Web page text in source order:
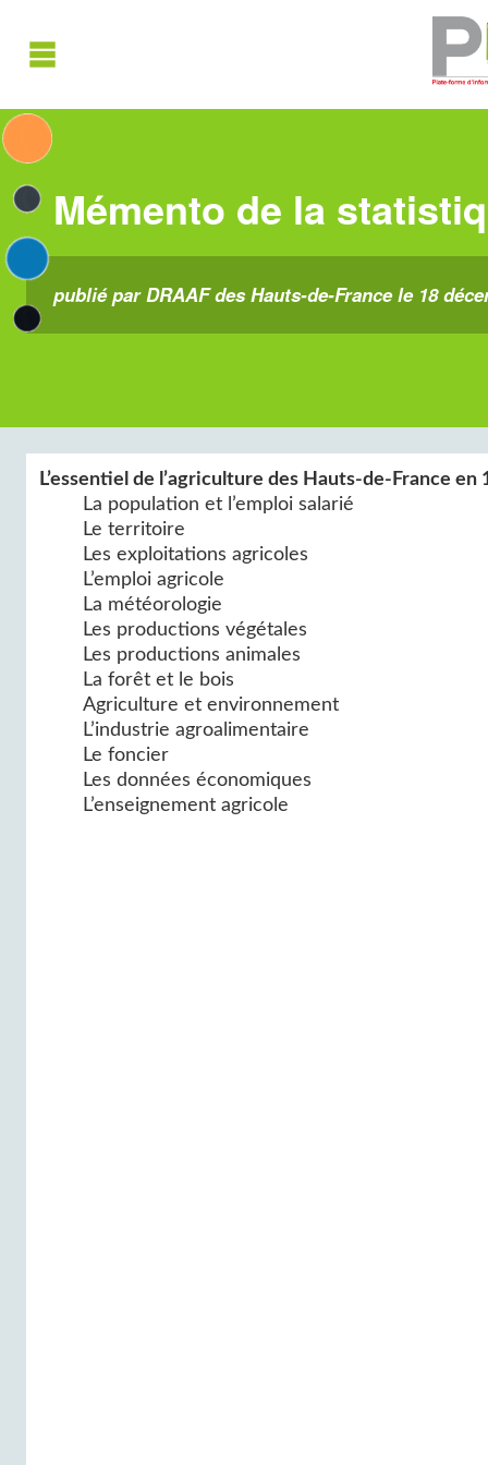
Mémento de la
publié par DRAAF des Hauts-de-France le 18
L’essentiel de l’agriculture des Hauts-de-France en
La population et l’emploi salarié
Le territoire
Les exploitations agricoles
L’emploi agricole
La météorologie
Les productions végétales
Les productions animales
La forêt et le bois
Agriculture et environnement
L’industrie agroalimentaire
Le foncier
Les données économiques
L’enseignement agricole